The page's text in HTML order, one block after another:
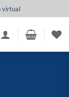
virtual